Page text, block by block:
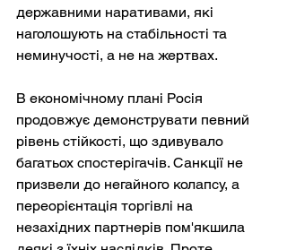
державними наративами, які
наголошують на стабільності та
неминучості, а не на жертвах.
В економічному плані Росія
продовжує демонструвати певний
рівень стійкості, що здивувало
багатьох спостерігачів. Санкції не
призвели до негайного колапсу, а
переорієнтація торгівлі на
незахідних партнерів пом'якшила